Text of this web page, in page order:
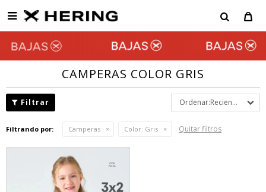

CAMPERAS COLOR GRIS
Recientes
Filtrando por: Camperas Color: Gris Quitar filtros